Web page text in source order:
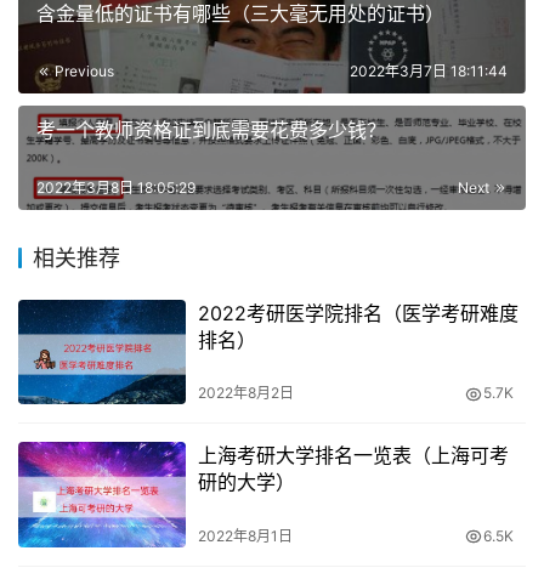
不同地区时间不同，但大多数都在十天左右。
一年有两个证只能退税一个吗？
建议大家都试试看。
话不多说，大家赶快去退税吧！
含金量低的证书有哪些（三大毫无用处的证书）
Previous 2022年3月7日 18:11:44
考一个教师资格证到底需要花费多少钱？
Next
2022年3月8日 18:05:29
相关推荐
2022考研医学院排名（医学考研难度
排名）
2022年8月2日 5.7K
上海考研大学排名一览表（上海可考
研的大学）
2022年8月1日 6.5K